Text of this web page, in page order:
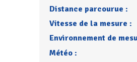
Distance parcourue :
Vitesse de la mesure :
Environnement de
Météo :